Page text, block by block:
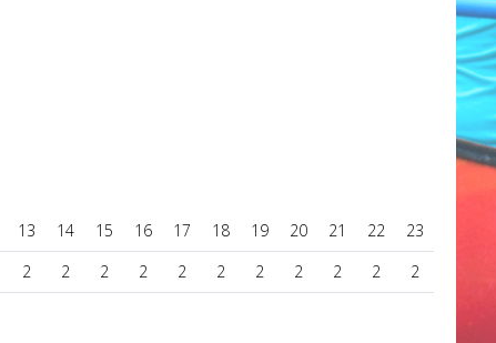
13 14 15 16 17 18 19 20 21 22
23
2 2 2 2 2 2 2 2 2 2 2